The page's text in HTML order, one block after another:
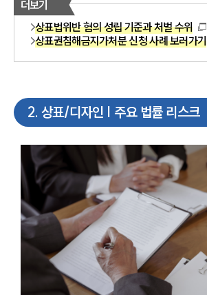
더보기
상표법위반 혐의 성립 기준과 처벌 수위
상표권침해금지가처분 신청 사례 보러가기
2. 상표/디자인 | 주요 법률 리스크